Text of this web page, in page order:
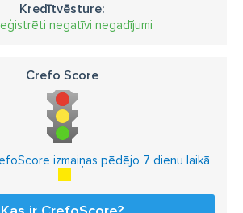
Kredītvēsture:
negatīvi negadījumi
Crefo Score
izmaiņas pēdējo 7 dienu laikā